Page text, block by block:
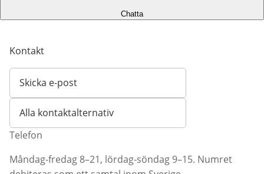
Chatta
Kontakt
Skicka e-post
Öppnar e-postklient
Alla kontaktalternativ
Telefon
Måndag-fredag 8–21, lördag-söndag 9–15. Numret